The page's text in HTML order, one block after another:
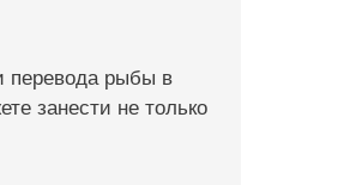
перевода рыбы в
занести не только